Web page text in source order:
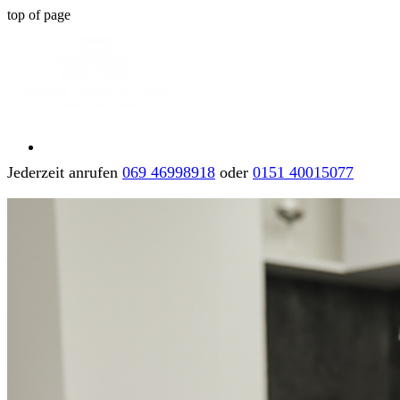
top of page
Jederzeit anrufen 069 46998918 oder 0151 40015077